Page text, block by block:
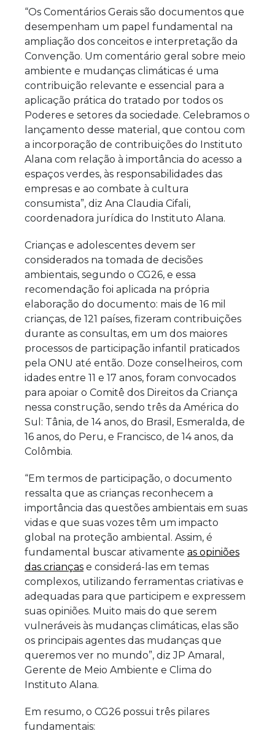
“Os Comentários Gerais são documentos que
desempenham um papel fundamental na
ampliação dos conceitos e interpretação da
Convenção. Um comentário geral sobre meio
ambiente e mudanças climáticas é uma
contribuição relevante e essencial para a
aplicação prática do tratado por todos os
Poderes e setores da sociedade. Celebramos o
lançamento desse material, que contou com
a incorporação de contribuições do Instituto
Alana com relação à importância do acesso a
espaços verdes, às responsabilidades das
empresas e ao combate à cultura
consumista”, diz Ana Claudia Cifali,
coordenadora jurídica do Instituto Alana.
Crianças e adolescentes devem ser
considerados na tomada de decisões
ambientais, segundo o CG26, e essa
recomendação foi aplicada na própria
elaboração do documento: mais de 16 mil
crianças, de 121 países, fizeram contribuições
durante as consultas, em um dos maiores
processos de participação infantil praticados
pela ONU até então. Doze conselheiros, com
idades entre 11 e 17 anos, foram convocados
para apoiar o Comitê dos Direitos da Criança
nessa construção, sendo três da América do
Sul: Tânia, de 14 anos, do Brasil, Esmeralda, de
16 anos, do Peru, e Francisco, de 14 anos, da
Colômbia.
“Em termos de participação, o documento
ressalta que as crianças reconhecem a
importância das questões ambientais em suas
vidas e que suas vozes têm um impacto
global na proteção ambiental. Assim, é
fundamental buscar ativamente as opiniões
das crianças e considerá-las em temas
complexos, utilizando ferramentas criativas e
adequadas para que participem e expressem
suas opiniões. Muito mais do que serem
vulneráveis às mudanças climáticas, elas são
os principais agentes das mudanças que
queremos ver no mundo”, diz JP Amaral,
Gerente de Meio Ambiente e Clima do
Instituto Alana.
Em resumo, o CG26 possui três pilares
fundamentais: